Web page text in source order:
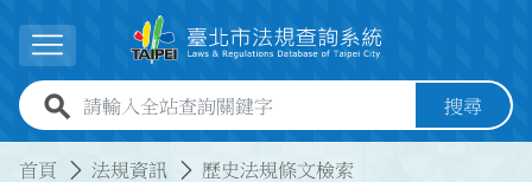
展開選單
全站查詢關鍵字欄位 搜尋
首頁 法規資訊 歷史法規條文檢索